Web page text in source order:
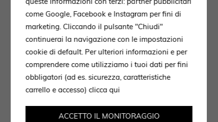
come Google, Facebook e Instagram per fini di
marketing. Cliccando il pulsante "Chiudi"
continuerai la navigazione con le impostazioni
cookie di default. Per ulteriori informazioni e per
comprendere come utilizziamo i tuoi dati per fini
obbligatori (ad es. sicurezza, caratteristiche
carrello e accesso)clicca qui
ACCETTO IL MONITORAGGIO